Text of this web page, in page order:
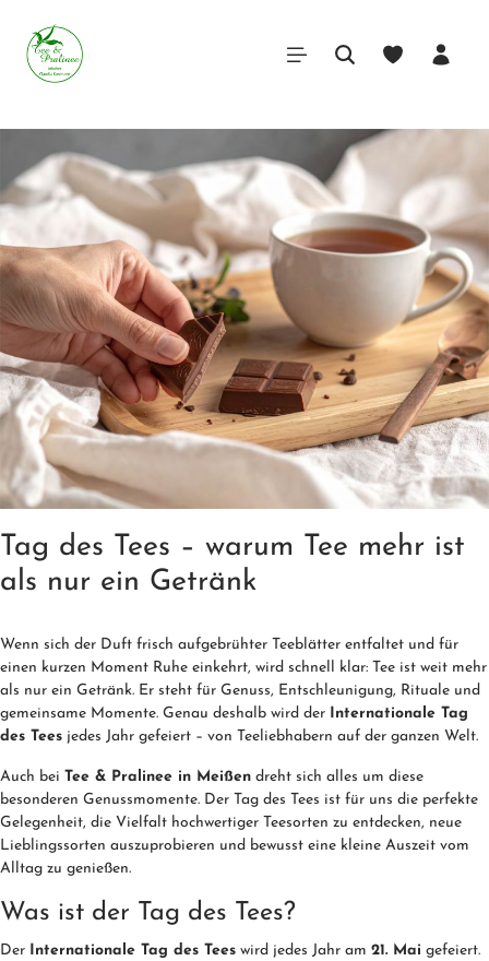
Tag des Tees – warum Tee mehr ist
als nur ein Getränk
Wenn sich der Duft frisch aufgebrühter Teeblätter entfaltet und für
einen kurzen Moment Ruhe einkehrt, wird schnell klar: Tee ist weit mehr
als nur ein Getränk. Er steht für Genuss, Entschleunigung, Rituale und
gemeinsame Momente. Genau deshalb wird der Internationale Tag
des Tees jedes Jahr gefeiert – von Teeliebhabern auf der ganzen Welt.
Auch bei Tee & Pralinee in Meißen dreht sich alles um diese
besonderen Genussmomente. Der Tag des Tees ist für uns die perfekte
Gelegenheit, die Vielfalt hochwertiger Teesorten zu entdecken, neue
Lieblingssorten auszuprobieren und bewusst eine kleine Auszeit vom
Alltag zu genießen.
Was ist der Tag des Tees?
Der Internationale Tag des Tees wird jedes Jahr am 21. Mai gefeiert.